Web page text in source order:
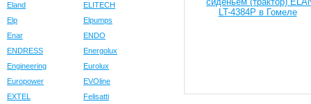
Eland
ELITECH
Elp
Elpumps
Enar
ENDO
ENDRESS
Energolux
Engineering
Eurolux
Europower
EVOline
EXTEL
Felisatti